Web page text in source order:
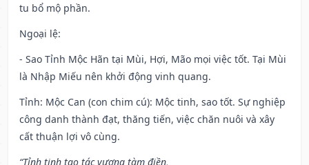
tu bổ mộ phần.
Ngoại lệ:
- Sao Tỉnh Mộc Hãn tại Mùi, Hợi, Mão mọi việc tốt. Tại Mùi
là Nhập Miếu nên khởi động vinh quang.
Tỉnh: Mộc Can (con chim cú): Mộc tinh, sao tốt. Sự nghiệp
công danh thành đạt, thăng tiến, việc chăn nuôi và xây
cất thuận lợi vô cùng.
“Tỉnh tinh tạo tác vượng tàm điền,